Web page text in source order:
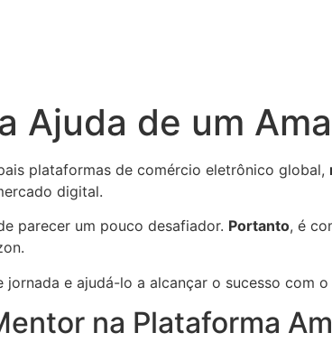
Ajuda de um
plataformas de comércio eletrônico global,
digital.
parecer um pouco desafiador. Portanto, é
e ajudá-lo a alcançar o sucesso com
na Plataforma